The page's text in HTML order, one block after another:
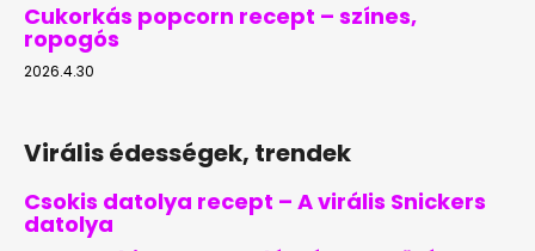
Cukorkás popcorn recept – színes,
ropogós
2026.4.30
Virális édességek, trendek
Csokis datolya recept – A virális Snickers
datolya